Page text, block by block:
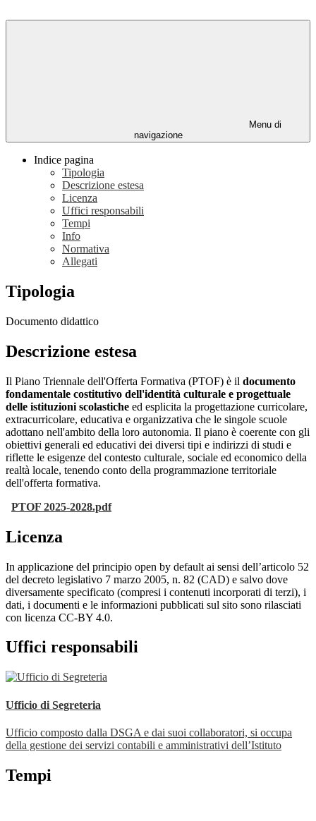
Menu di
navigazione
Indice pagina
Tipologia
Descrizione estesa
Licenza
Uffici responsabili
Tempi
Info
Normativa
Allegati
Tipologia
Documento didattico
Descrizione estesa
Il Piano Triennale dell'Offerta Formativa (PTOF) è il documento
fondamentale costitutivo dell'identità culturale e progettuale
delle istituzioni scolastiche ed esplicita la progettazione curricolare,
extracurricolare, educativa e organizzativa che le singole scuole
adottano nell'ambito della loro autonomia. Il piano è coerente con gli
obiettivi generali ed educativi dei diversi tipi e indirizzi di studi e
riflette le esigenze del contesto culturale, sociale ed economico della
realtà locale, tenendo conto della programmazione territoriale
dell'offerta formativa.
PTOF 2025-2028.pdf
Licenza
In applicazione del principio open by default ai sensi dell’articolo 52
del decreto legislativo 7 marzo 2005, n. 82 (CAD) e salvo dove
diversamente specificato (compresi i contenuti incorporati di terzi), i
dati, i documenti e le informazioni pubblicati sul sito sono rilasciati
con licenza CC-BY 4.0.
Uffici responsabili
Ufficio di Segreteria
Ufficio composto dalla DSGA e dai suoi collaboratori, si occupa
della gestione dei servizi contabili e amministrativi dell’Istituto
Tempi